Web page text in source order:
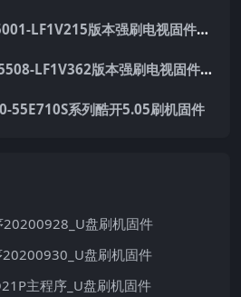
TCL电视V8-RT95001-LF1V215版本强刷电视固件包下载
TCL电视V8-0MT5508-LF1V362版本强刷电视固件包下载
55E710S系列酷开5.05刷机固件
盘刷机固件
盘刷机固件
主程序_U盘刷机固件